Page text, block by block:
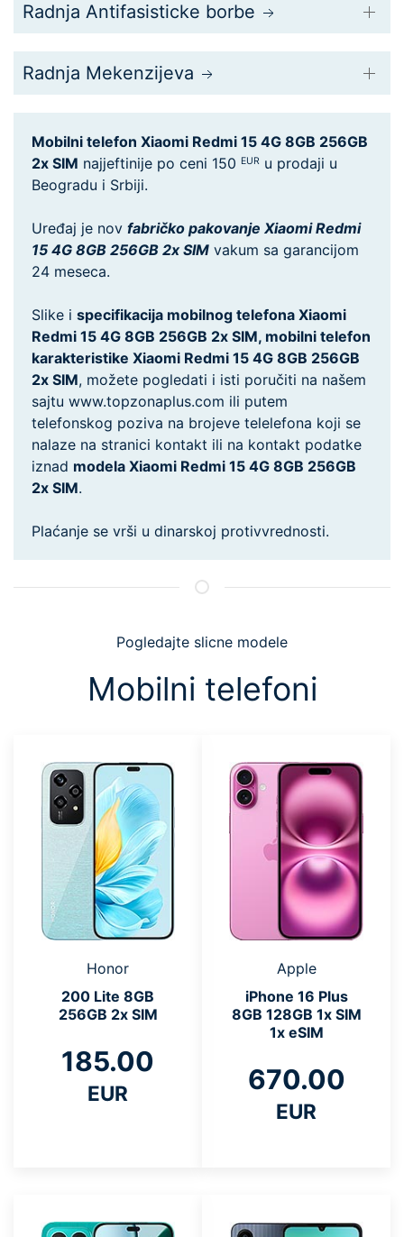
Radnja Antifasisticke borbe
Radnja Mekenzijeva
Mobilni telefon Xiaomi Redmi 15 4G 8GB 256GB
2x SIM najjeftinije po ceni 150 EUR u prodaji u
Beogradu i Srbiji.
Uređaj je nov fabričko pakovanje Xiaomi Redmi
15 4G 8GB 256GB 2x SIM vakum sa garancijom
24 meseca.
Slike i specifikacija mobilnog telefona Xiaomi
Redmi 15 4G 8GB 256GB 2x SIM, mobilni telefon
karakteristike Xiaomi Redmi 15 4G 8GB 256GB
2x SIM, možete pogledati i isti poručiti na našem
sajtu www.topzonaplus.com ili putem
telefonskog poziva na brojeve telelefona koji se
nalaze na stranici kontakt ili na kontakt podatke
iznad modela Xiaomi Redmi 15 4G 8GB 256GB
2x SIM.
Plaćanje se vrši u dinarskoj protivvrednosti.
Pogledajte slicne modele
Mobilni telefoni
Honor
200 Lite 8GB
256GB 2x SIM
185.00
EUR
Apple
iPhone 16 Plus
8GB 128GB 1x SIM
1x eSIM
670.00
EUR